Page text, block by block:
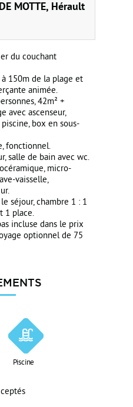
MOTTE, Hérault
du couchant
150m de la plage et
animée.
42m² +
avec ascenseur,
box en sous-
fonctionnel.
salle de bain avec wc.
micro-
vaisselle,
séjour, chambre 1 : 1
1 place.
incluse dans le prix
optionnel de 75
Piscine